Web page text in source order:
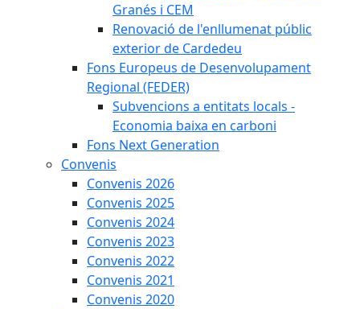
Granés i CEM
Renovació de l'enllumenat públic
exterior de Cardedeu
Fons Europeus de Desenvolupament
Regional (FEDER)
Subvencions a entitats locals -
Economia baixa en carboni
Fons Next Generation
Convenis
Convenis 2026
Convenis 2025
Convenis 2024
Convenis 2023
Convenis 2022
Convenis 2021
Convenis 2020